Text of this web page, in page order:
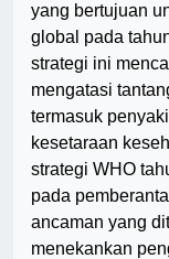
yang bertujuan
global pada
strategi ini
mengatasi
termasuk
kesetaraan
strategi WHO
pada
ancaman yang
menekankan